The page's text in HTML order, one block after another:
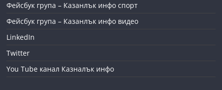
Фейсбук група – Казанлък инфо спорт
Фейсбук група – Казанлък инфо видео
LinkedIn
Twitter
You Tube канал Казналък инфо